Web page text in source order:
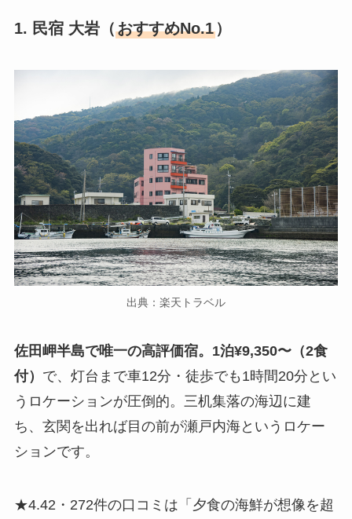
1. 民宿 大岩（おすすめNo.1）
出典：楽天トラベル
佐田岬半島で唯一の高評価宿。1泊¥9,350〜（2食
付） で、灯台まで車12分・徒歩でも1時間20分とい
うロケーションが圧倒的。三机集落の海辺に建
ち、玄関を出れば目の前が瀬戸内海というロケー
ションです。
★4.42・272件の口コミは「夕食の海鮮が想像を超